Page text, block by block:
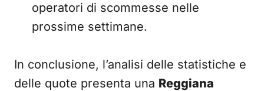
operatori di scommesse nelle
prossime settimane.
In conclusione, l’analisi delle statistiche e
delle quote presenta una Reggiana